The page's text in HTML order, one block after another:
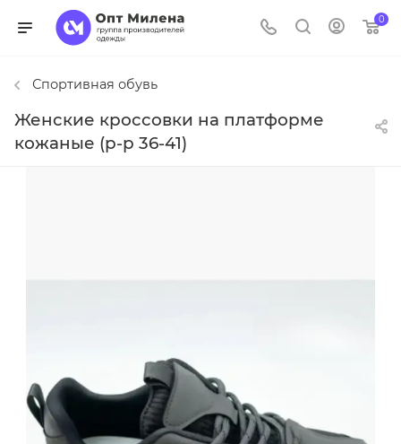
0
Спортивная обувь
Женские кроссовки на платформе
кожаные (р-р 36-41)